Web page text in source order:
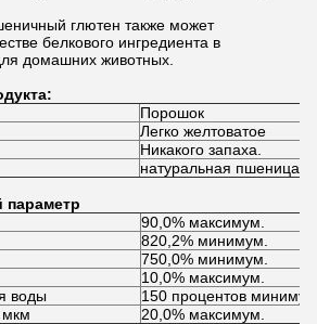
глютен также может
белкового ингредиента в
домашних животных.
Порошок
Легко желтоватое
Никакого запаха.
натуральная пшеница
параметр
90,0% максимум.
820,2% минимум.
750,0% минимум.
10,0% максимум.
воды
150 процентов
мкм
20,0% максимум.